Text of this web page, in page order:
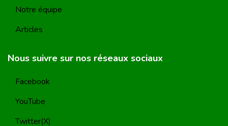
Notre équipe
Articles
Nous suivre sur nos réseaux sociaux
Facebook
YouTube
Twitter(X)